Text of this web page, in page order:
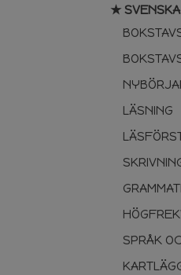
★ SVENSKA
LÄSNING
SPRÅK